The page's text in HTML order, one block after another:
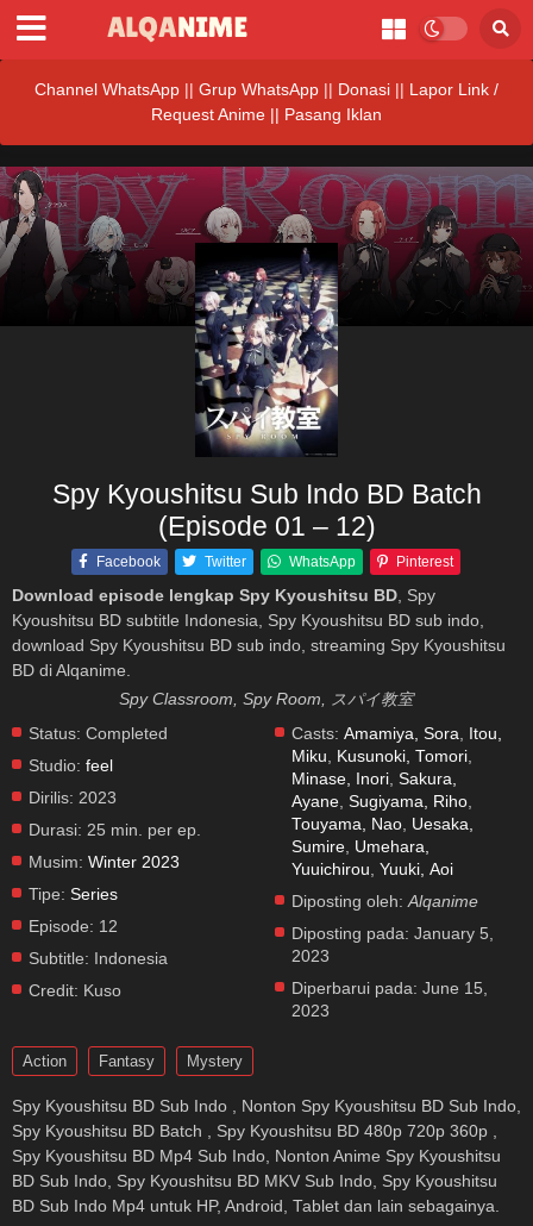
Channel WhatsApp || Grup WhatsApp || Donasi || Lapor Link /
Request Anime || Pasang Iklan
Spy Kyoushitsu Sub Indo BD Batch
(Episode 01 – 12)
Facebook Twitter WhatsApp Pinterest
Download episode lengkap Spy Kyoushitsu BD, Spy
Kyoushitsu BD subtitle Indonesia, Spy Kyoushitsu BD sub indo,
download Spy Kyoushitsu BD sub indo, streaming Spy Kyoushitsu
BD di Alqanime.
Spy Classroom, Spy Room, スパイ教室
Status: Completed
Studio: feel
Dirilis: 2023
Durasi: 25 min. per ep.
Musim: Winter 2023
Tipe: Series
Episode: 12
Subtitle: Indonesia
Credit: Kuso
Casts: Amamiya, Sora, Itou,
Miku, Kusunoki, Tomori,
Minase, Inori,Sakura,
Ayane,Sugiyama, Riho,
Touyama, Nao, Uesaka,
Sumire, Umehara,
Yuuichirou,Yuuki, Aoi
Diposting oleh: Alqanime
Diposting pada: January 5,
2023
Diperbarui pada: June 15,
2023
Action Fantasy Mystery
Spy Kyoushitsu BD Sub Indo , Nonton Spy Kyoushitsu BD Sub Indo,
Spy Kyoushitsu BD Batch , Spy Kyoushitsu BD 480p 720p 360p ,
Spy Kyoushitsu BD Mp4 Sub Indo, Nonton Anime Spy Kyoushitsu
BD Sub Indo, Spy Kyoushitsu BD MKV Sub Indo, Spy Kyoushitsu
BD Sub Indo Mp4 untuk HP, Android, Tablet dan lain sebagainya.